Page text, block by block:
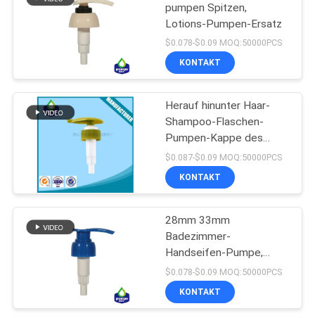
NEUIGKEITEN
BITTE UM
EIN
ANGEBOT
PRIVACY
POLICY
Lotions-Pumpen-
Kopf
88
Shampoo-Lotions-
Pumpe
15
pumpen Spitzen,
Lotions-Pumpen-Ersatz
$0.078-$0.09 MOQ:50000PCS
KONTAKT
Herauf hinunter Haar-
Shampoo-Flaschen-
Pumpen-Kappe des
Lotions-Pumpen-Kopf-
1.7g kundengerechte
$0.087-$0.09 MOQ:50000PCS
KONTAKT
28mm 33mm
Badezimmer-
Handseifen-Pumpe,
Shampoo-Zufuhr-Pumpe
$0.078-$0.09 MOQ:50000PCS
KONTAKT